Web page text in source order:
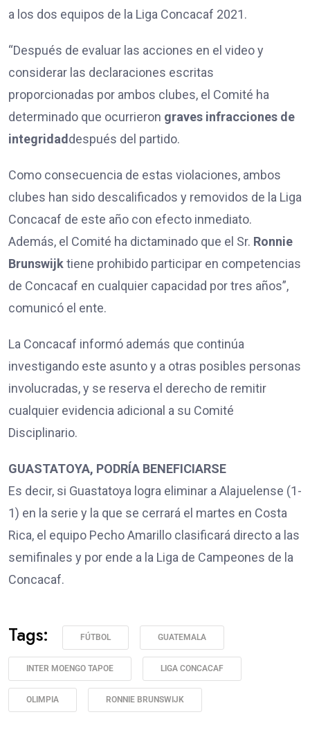
a los dos equipos de la Liga Concacaf 2021.
“Después de evaluar las acciones en el video y
considerar las declaraciones escritas
proporcionadas por ambos clubes, el Comité ha
determinado que ocurrieron graves infracciones de
integridad después del partido.
Como consecuencia de estas violaciones, ambos
clubes han sido descalificados y removidos de la Liga
Concacaf de este año con efecto inmediato.
Además, el Comité ha dictaminado que el Sr. Ronnie
Brunswijktiene prohibido participar en competencias
de Concacaf en cualquier capacidad por tres años”,
comunicó el ente.
La Concacaf informó además que continúa
investigando este asunto y a otras posibles personas
involucradas, y se reserva el derecho de remitir
cualquier evidencia adicional a su Comité
Disciplinario.
GUASTATOYA, PODRÍA BENEFICIARSE
Es decir, si Guastatoya logra eliminar a Alajuelense (1-
1) en la serie y la que se cerrará el martes en Costa
Rica, el equipo Pecho Amarillo clasificará directo a las
semifinales y por ende a la Liga de Campeones de la
Concacaf.
Tags: FÚTBOL GUATEMALA
INTER MOENGO TAPOE LIGA CONCACAF
OLIMPIA RONNIE BRUNSWIJK